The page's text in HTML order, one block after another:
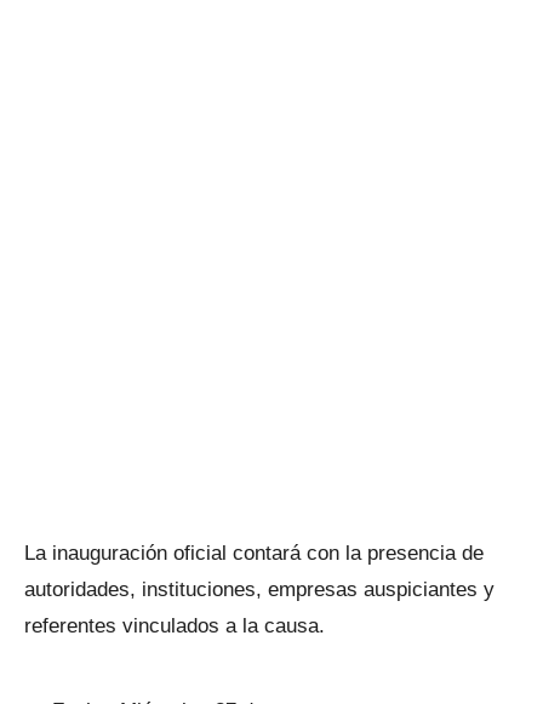
La inauguración oficial contará con la presencia de
autoridades, instituciones, empresas auspiciantes y
referentes vinculados a la causa.